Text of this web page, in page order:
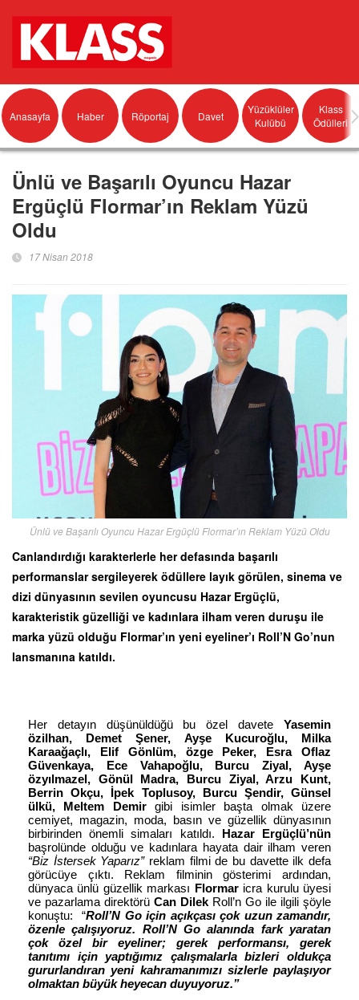
Anasayfa Haber Röportaj Davet
Yüzüklüler
Kulübü
Klass
Ödülleri
Ünlü ve Başarılı Oyuncu Hazar
Ergüçlü Flormar’ın Reklam Yüzü
Oldu
17 Nisan 2018
Ünlü ve Başarılı Oyuncu Hazar Ergüçlü Flormar’ın Reklam Yüzü Oldu
Canlandırdığı karakterlerle her defasında başarılı
performanslar sergileyerek ödüllere layık görülen, sinema ve
dizi dünyasının sevilen oyuncusu Hazar Ergüçlü,
karakteristik güzelliği ve kadınlara ilham veren duruşu ile
marka yüzü olduğu Flormar’ın yeni eyeliner’ı Roll’N Go’nun
lansmanına katıldı.
Her detayın düşünüldüğü bu özel davete Yasemin
özilhan, Demet Şener, Ayşe Kucuroğlu, Milka
Karaağaçlı, Elif Gönlüm, özge Peker, Esra Oflaz
Güvenkaya, Ece Vahapoğlu, Burcu Ziyal, Ayşe
özyılmazel, Gönül Madra, Burcu Ziyal, Arzu Kunt,
Berrin Okçu, İpek Toplusoy, Burcu Şendir, Günsel
ülkü, Meltem Demirgibi isimler başta olmak üzere
cemiyet, magazin, moda, basın ve güzellik dünyasının
birbirinden önemli simaları katıldı.
Hazar Ergüçlü’nün
başrolünde olduğu ve kadınlara hayata dair ilham veren
“Biz İstersek Yaparız”reklam filmi de bu davette ilk defa
görücüye çıktı. Reklam filminin gösterimi ardından,
dünyaca ünlü güzellik markası
Flormaricra kurulu üyesi
ve pazarlama direktörü Can Dilek Roll’n Go ile ilgili şöyle
konuştu:
“Roll’N Go için açıkçası çok uzun zamandır,
özenle çalışıyoruz. Roll’N Go alanında fark yaratan
çok özel bir eyeliner; gerek performansı, gerek
tanıtımı için yaptığımız çalışmalarla bizleri oldukça
gururlandıran yeni kahramanımızı sizlerle paylaşıyor
olmaktan büyük heyecan duyuyoruz.”